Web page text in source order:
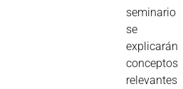
seminario
se
explicarán
conceptos
relevantes